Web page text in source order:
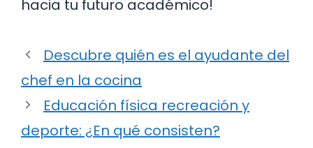
hacia tu futuro académico!
Descubre quién es el ayudante del
chef en la cocina
Educación física recreación y
deporte: ¿En qué consisten?